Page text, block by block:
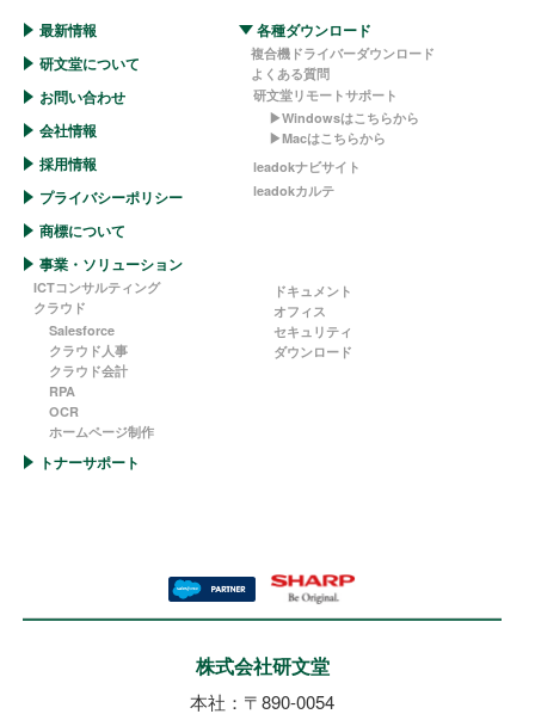
れていましたが、 開始時期およ
び詳細情報が更 […]
最新情報
研文堂について
お問い合わせ
会社情報
採用情報
プライバシーポリシー
商標について
事業・ソリューション
ICTコンサルティング
クラウド
Salesforce
クラウド人事
クラウド会計
RPA
OCR
ホームページ制作
ドキュメント
オフィス
セキュリティ
ダウンロード
各種ダウンロード
複合機ドライバーダウンロード
よくある質問
研文堂リモートサポート
▶︎Windowsはこちらから
▶︎Macはこちらから
leadokナビサイト
leadokカルテ
トナーサポート
株式会社研文堂
本社：〒890-0054